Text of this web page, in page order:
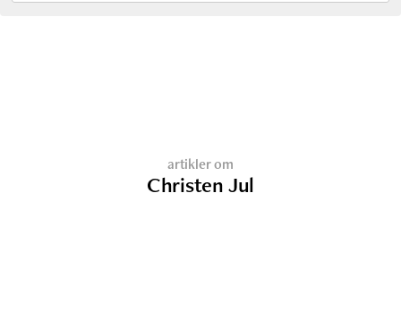
artikler om
Christen Jul